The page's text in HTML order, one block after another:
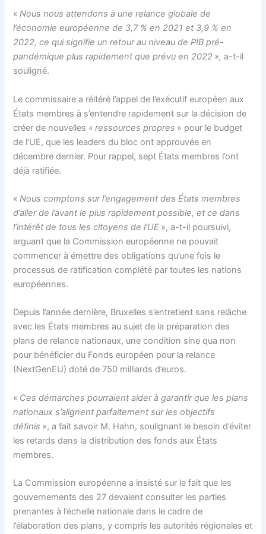
«Nous nous attendons à une relance globale de
l’économie européenne de 3,7 % en 2021 et 3,9 % en
2022, ce qui signifie un retour au niveau de PIB pré-
pandémique plus rapidement que prévu en 2022 », a-t-il
souligné.
Le commissaire a réitéré l’appel de l’exécutif européen aux
États membres à s’entendre rapidement sur la décision de
créer de nouvelles «ressources propres » pour le budget
de l’UE, que les leaders du bloc ont approuvée en
décembre dernier. Pour rappel, sept États membres l’ont
déjà ratifiée.
«Nous comptons sur l’engagement des États membres
d’aller de l’avant le plus rapidement possible, et ce dans
l’intérêt de tous les citoyens de l’UE », a-t-il poursuivi,
arguant que la Commission européenne ne pouvait
commencer à émettre des obligations qu’une fois le
processus de ratification complété par toutes les nations
européennes.
Depuis l’année dernière, Bruxelles s’entretient sans relâche
avec les États membres au sujet de la préparation des
plans de relance nationaux, une condition sine qua non
pour bénéficier du Fonds européen pour la relance
(NextGenEU) doté de 750 milliards d’euros.
« Ces démarches pourraient aider à garantir que les plans
nationaux s’alignent parfaitement sur les objectifs
définis », a fait savoir M. Hahn, soulignant le besoin d’éviter
les retards dans la distribution des fonds aux États
membres.
La Commission européenne a insisté sur le fait que les
gouvernements des 27 devaient consulter les parties
prenantes à l’échelle nationale dans le cadre de
l’élaboration des plans, y compris les autorités régionales et